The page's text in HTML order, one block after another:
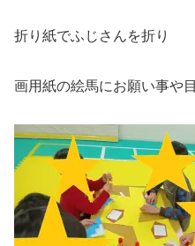
折り紙でふじさんを折り
画用紙の絵馬にお願い事や